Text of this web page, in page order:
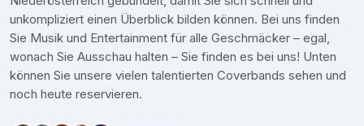
unkompliziert einen Überblick bilden können. Bei uns finden
Sie Musik und Entertainment für alle Geschmäcker – egal,
wonach Sie Ausschau halten – Sie finden es bei uns! Unten
können Sie unsere vielen talentierten Coverbands sehen und
noch heute reservieren.